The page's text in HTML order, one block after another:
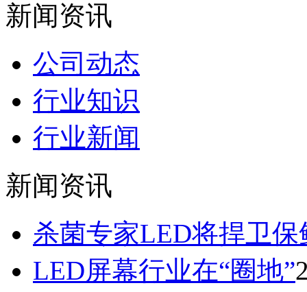
新闻资讯
公司动态
行业知识
行业新闻
新闻资讯
杀菌专家LED将捍卫保
LED屏幕行业在“圈地”